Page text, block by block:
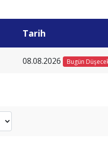
Tarih
08.08.2026 Bugün